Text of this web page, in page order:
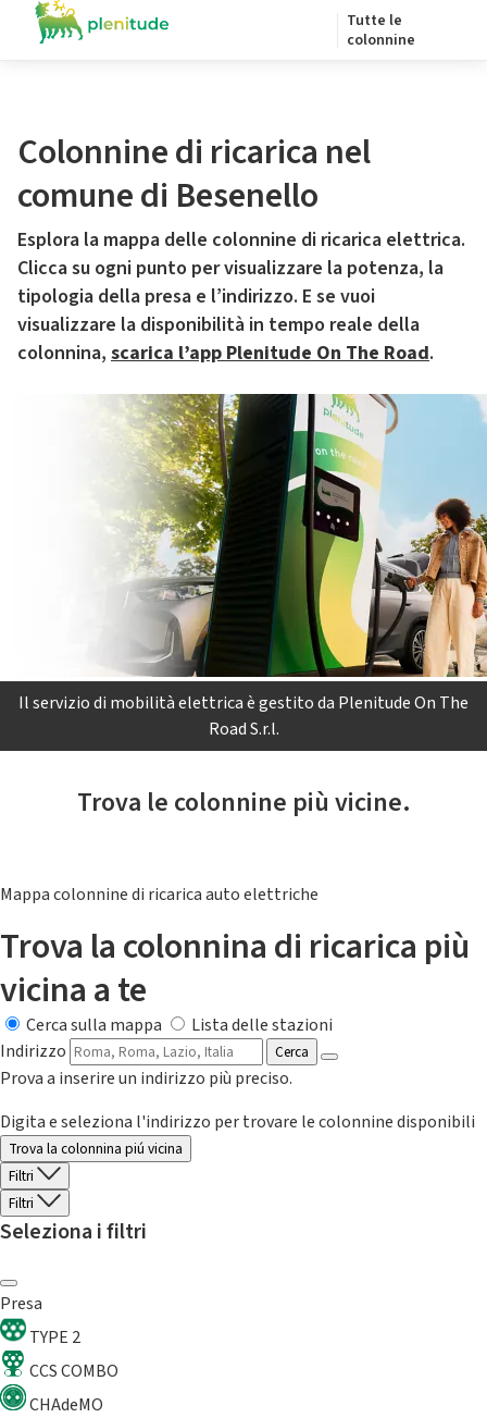
Tutte le
colonnine
Colonnine di ricarica nel
comune di Besenello
Esplora la mappa delle colonnine di ricarica elettrica.
Clicca su ogni punto per visualizzare la potenza, la
tipologia della presa e l’indirizzo. E se vuoi
visualizzare la disponibilità in tempo reale della
colonnina, scarica l’app Plenitude On The Road.
Il servizio di mobilità elettrica è gestito da Plenitude On The
Road S.r.l.
Trova le colonnine più vicine.
Mappa colonnine di ricarica auto elettriche
Trova la colonnina di ricarica più
vicina a te
Cerca sulla mappa
Lista delle stazioni
Indirizzo
Cerca
Prova a inserire un indirizzo più preciso.
Digita e seleziona l'indirizzo per trovare le colonnine disponibili
Trova la colonnina piú vicina
Filtri
Filtri
Seleziona i filtri
Presa
TYPE 2
CCS COMBO
CHAdeMO